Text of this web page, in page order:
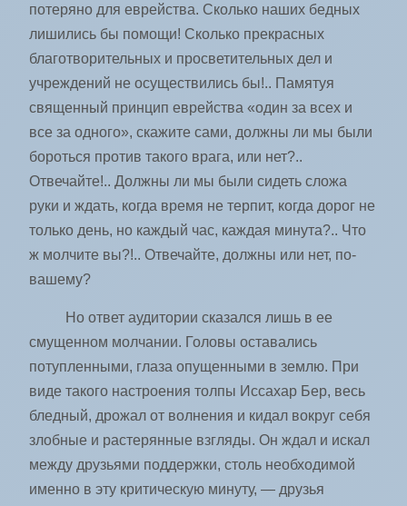
потеряно для еврейства. Сколько наших бедных
лишились бы помощи! Сколько прекрасных
благотворительных и просветительных дел и
учреждений не осуществились бы!.. Памятуя
священный принцип еврейства «один за всех и
все за одного», скажите сами, должны ли мы были
бороться против такого врага, или нет?..
Отвечайте!.. Должны ли мы были сидеть сложа
руки и ждать, когда время не терпит, когда дорог не
только день, но каждый час, каждая минута?.. Что
ж молчите вы?!.. Отвечайте, должны или нет, по-
вашему?
Но ответ аудитории сказался лишь в ее
смущенном молчании. Головы оставались
потупленными, глаза опущенными в землю. При
виде такого настроения толпы Иссахар Бер, весь
бледный, дрожал от волнения и кидал вокруг себя
злобные и растерянные взгляды. Он ждал и искал
между друзьями поддержки, столь необходимой
именно в эту критическую минуту, — друзья